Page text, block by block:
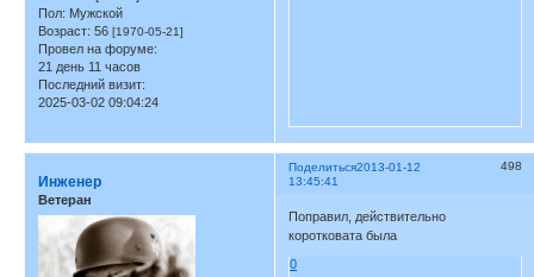
Пол: Мужской
Возраст: 56 [1970-05-21]
Провел на форуме:
21 день 11 часов
Последний визит:
2025-03-02 09:04:24
Поделиться 498
2013-01-12
13:45:41
Инженер
Ветеран
Поправил, действительно
коротковата была
0